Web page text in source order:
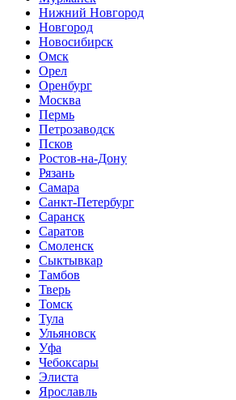
Нижний Новгород
Новгород
Новосибирск
Омск
Орел
Оренбург
Москва
Пермь
Петрозаводск
Псков
Ростов-на-Дону
Рязань
Самара
Санкт-Петербург
Саранск
Саратов
Смоленск
Сыктывкар
Тамбов
Тверь
Томск
Тула
Ульяновск
Уфа
Чебоксары
Элиста
Ярославль